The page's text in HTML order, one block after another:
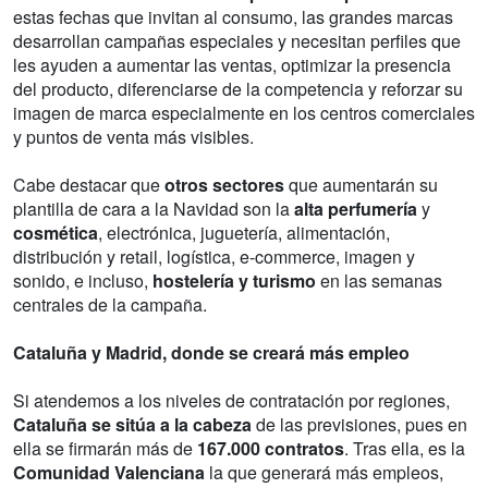
estas fechas que invitan al consumo, las grandes marcas
desarrollan campañas especiales y necesitan perfiles que
les ayuden a aumentar las ventas, optimizar la presencia
del producto, diferenciarse de la competencia y reforzar su
imagen de marca especialmente en los centros comerciales
y puntos de venta más visibles.
Cabe destacar queotros sectoresque aumentarán su
plantilla de cara a la Navidad son laalta perfumería y
cosmética, electrónica, juguetería, alimentación,
distribución y retail, logística, e-commerce, imagen y
sonido, e incluso, hostelería y turismo en las semanas
centrales de la campaña.
Cataluña y Madrid, donde se creará más empleo
Si atendemos a los niveles de contratación por regiones,
Cataluña se sitúa a la cabeza de las previsiones, pues en
ella se firmarán más de 167.000 contratos. Tras ella, es la
Comunidad Valenciana la que generará más empleos,